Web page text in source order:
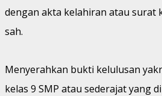
dengan akta kelahiran atau surat
sah.
Menyerahkan bukti kelulusan
kelas 9 SMP atau sederajat yang